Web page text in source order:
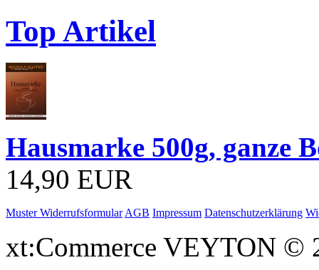
Top Artikel
Hausmarke 500g, ganze
14,90 EUR
Muster Widerrufsformular AGB Impressum Datenschutzerklärung
xt:Commerce VEYTON ©